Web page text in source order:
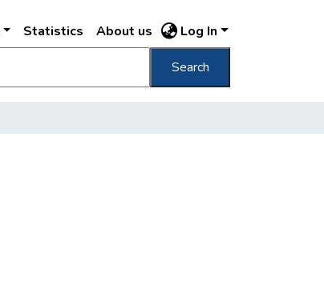
Statistics About us Log In
Search